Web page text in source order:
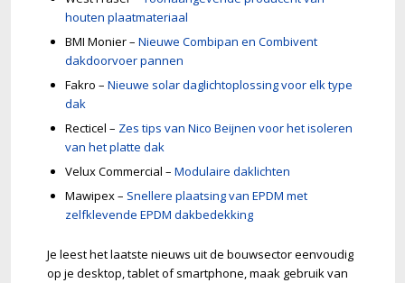
houten plaatmateriaal
BMI Monier – Nieuwe Combipan en Combivent
dakdoorvoer pannen
Fakro – Nieuwe solar daglichtoplossing voor elk type
dak
Recticel – Zes tips van Nico Beijnen voor het isoleren
van het platte dak
Velux Commercial – Modulaire daklichten
Mawipex – Snellere plaatsing van EPDM met
zelfklevende EPDM dakbedekking
Je leest het laatste nieuws uit de bouwsector eenvoudig
op je desktop, tablet of smartphone, maak gebruik van